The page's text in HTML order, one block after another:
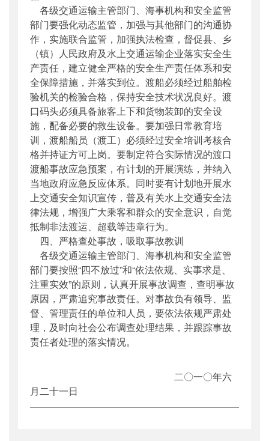
各级交通运输主管部门、海事机构和安全监管
部门要强化动态监管，加强与其他部门的沟通协
作，实施联合监管，加强执法检查，督促县、乡
（镇）人民政府及水上交通运输企业落实安全生
产责任，建立健全严格的安全生产责任体系和安
全保障措施，并落实到位。渡船必须经过船舶检
验机关的检验合格，保持安全技术状况良好。渡
口码头必须具备旅客上下和货物装卸的安全设
施，配备必要的救生设备。要加强日常教育培
训，渡船船员（渡工）必须经过安全培训考核合
格并持证方可上岗。要制定符合实际情况的渡口
渡船事故应急预案，有计划的开展演练，并纳入
当地政府应急反应体系。同时要有计划地开展水
上交通安全知识宣传，普及有关水上交通安全法
律法规，增强广大乘客和群众的安全意识，自觉
抵制非法渡运、超载等违章行为。
四、严格查处事故，吸取事故教训
各级交通运输主管部门、海事机构和安全监管
部门要按照“四不放过”和“依法依规、实事求是、
注重实效”的原则，认真开展事故调查，查明事故
原因，严肃追究事故责任。对事故负有领导、监
督、管理责任的单位和人员，要依法依规严肃处
理，及时向社会公布调查处理结果，并跟踪事故
责任者处理的落实情况。
二〇一〇年六
月二十一日